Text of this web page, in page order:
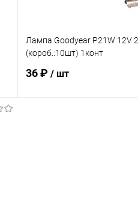
Лампа Goodyear P21W 12V
(короб.:10шт) 1конт
36 ₽ / шт